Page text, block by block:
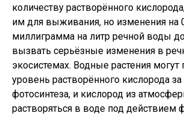
количеству растворённого
им для выживания, но изменения на
миллиграмма на литр речной воды
вызвать серьёзные изменения в
экосистемах. Водные растения
уровень растворённого кислорода за
фотосинтеза, и кислород из
растворяться в воде под действием